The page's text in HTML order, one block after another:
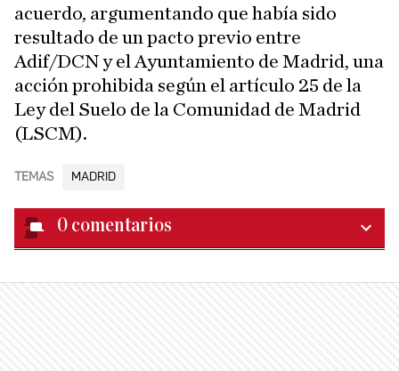
acuerdo, argumentando que había sido
resultado de un pacto previo entre
Adif/DCN y el Ayuntamiento de Madrid, una
acción prohibida según el artículo 25 de la
Ley del Suelo de la Comunidad de Madrid
(LSCM).
TEMAS MADRID
0 comentarios